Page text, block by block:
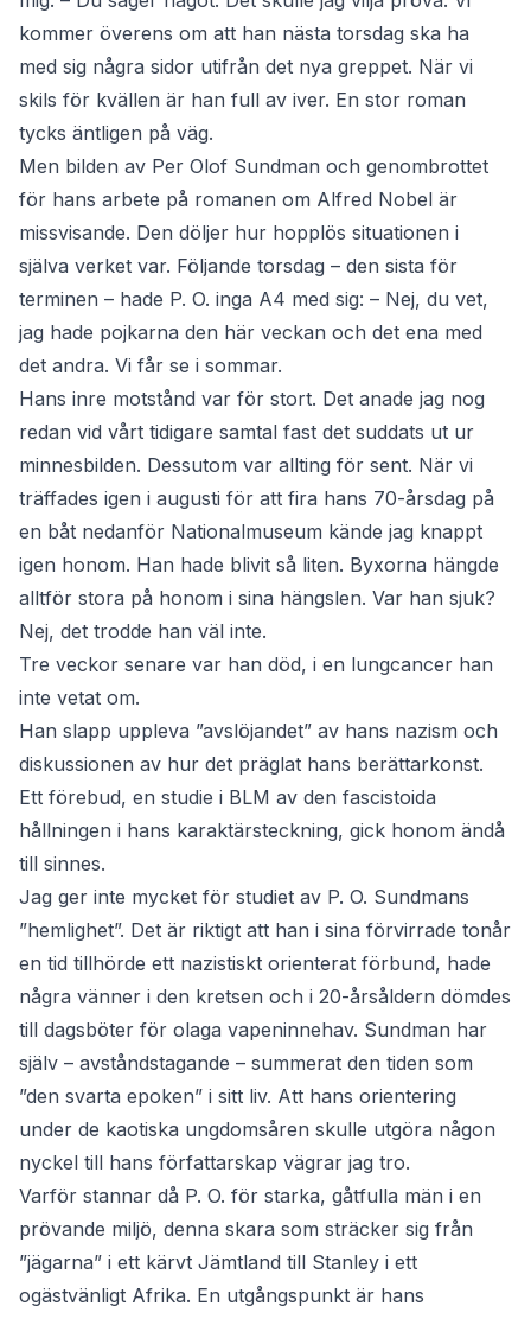
kommer överens om att han nästa torsdag ska ha
med sig några sidor utifrån det nya greppet. När vi
skils för kvällen är han full av iver. En stor roman
tycks äntligen på väg.
Men bilden av Per Olof Sundman och genombrottet
för hans arbete på romanen om Alfred Nobel är
missvisande. Den döljer hur hopplös situationen i
själva verket var. Följande torsdag – den sista för
terminen – hade P. O. inga A4 med sig: – Nej, du vet,
jag hade pojkarna den här veckan och det ena med
det andra. Vi får se i sommar.
Hans inre motstånd var för stort. Det anade jag nog
redan vid vårt tidigare samtal fast det suddats ut ur
minnesbilden. Dessutom var allting för sent. När vi
träffades igen i augusti för att fira hans 70-årsdag på
en båt nedanför Nationalmuseum kände jag knappt
igen honom. Han hade blivit så liten. Byxorna hängde
alltför stora på honom i sina hängslen. Var han sjuk?
Nej, det trodde han väl inte.
Tre veckor senare var han död, i en lungcancer han
inte vetat om.
Han slapp uppleva ”avslöjandet” av hans nazism och
diskussionen av hur det präglat hans berättarkonst.
Ett förebud, en studie i BLM av den fascistoida
hållningen i hans karaktärsteckning, gick honom ändå
till sinnes.
Jag ger inte mycket för studiet av P. O. Sundmans
”hemlighet”. Det är riktigt att han i sina förvirrade tonår
en tid tillhörde ett nazistiskt orienterat förbund, hade
några vänner i den kretsen och i 20-årsåldern dömdes
till dagsböter för olaga vapeninnehav. Sundman har
själv – avståndstagande – summerat den tiden som
”den svarta epoken” i sitt liv. Att hans orientering
under de kaotiska ungdomsåren skulle utgöra någon
nyckel till hans författarskap vägrar jag tro.
Varför stannar då P. O. för starka, gåtfulla män i en
prövande miljö, denna skara som sträcker sig från
”jägarna” i ett kärvt Jämtland till Stanley i ett
ogästvänligt Afrika. En utgångspunkt är hans